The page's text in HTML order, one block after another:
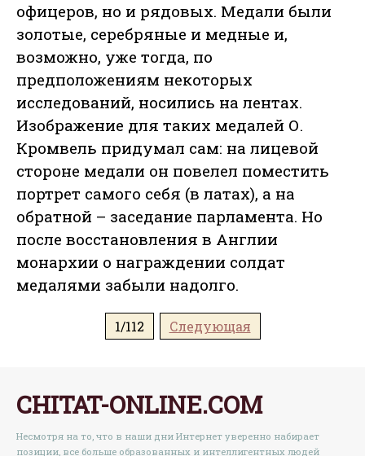
офицеров, но и рядовых. Медали были
золотые, серебряные и медные и,
возможно, уже тогда, по
предположениям некоторых
исследований, носились на лентах.
Изображение для таких медалей О.
Кромвель придумал сам: на лицевой
стороне медали он повелел поместить
портрет самого себя (в латах), а на
обратной – заседание парламента. Но
после восстановления в Англии
монархии о награждении солдат
медалями забыли надолго.
1/112 Следующая
CHITAT-ONLINE.COM
Несмотря на то, что в наши дни Интернет уверенно набирает
позиции, все больше образованных и интеллигентных людей